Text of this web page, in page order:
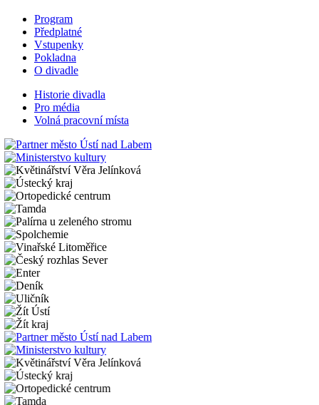
Program
Předplatné
Vstupenky
Pokladna
O divadle
Historie divadla
Pro média
Volná pracovní místa